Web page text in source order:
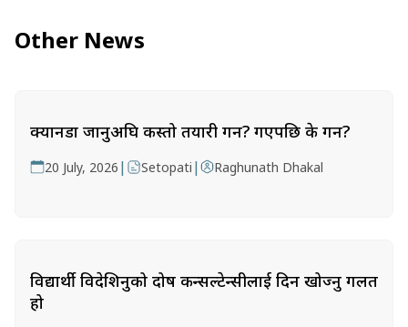
Other News
क्यानडा जानुअघि कस्तो तयारी गर्ने? गएपछि के गर्ने?
20 July, 2026 | Setopati | Raghunath Dhakal
विद्यार्थी विदेशिनुको दोष कन्सल्टेन्सीलाई दिन खोज्नु गलत
हो